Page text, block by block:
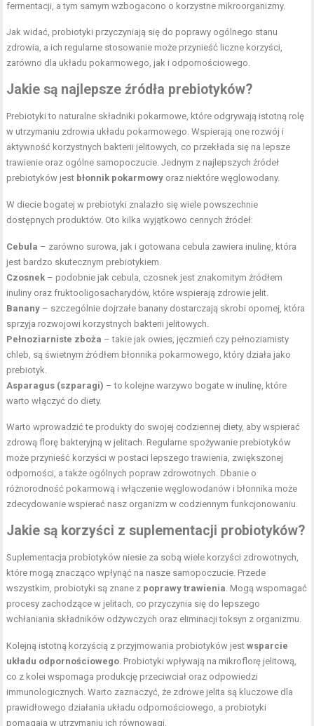
fermentacji, a tym samym wzbogacono o korzystne mikroorganizmy.
Jak widać, probiotyki przyczyniają się do poprawy ogólnego stanu
zdrowia, a ich regularne stosowanie może przynieść liczne korzyści,
zarówno dla układu pokarmowego, jak i odpornościowego.
Jakie są najlepsze źródła prebiotyków?
Prebiotyki to naturalne składniki pokarmowe, które odgrywają istotną rolę
w utrzymaniu zdrowia układu pokarmowego. Wspierają one rozwój i
aktywność korzystnych bakterii jelitowych, co przekłada się na lepsze
trawienie oraz ogólne samopoczucie. Jednym z najlepszych źródeł
prebiotyków jest błonnik pokarmowy oraz niektóre węglowodany.
W diecie bogatej w prebiotyki znalazło się wiele powszechnie
dostępnych produktów. Oto kilka wyjątkowo cennych źródeł:
Cebula – zarówno surowa, jak i gotowana cebula zawiera inulinę, która
jest bardzo skutecznym prebiotykiem.
Czosnek – podobnie jak cebula, czosnek jest znakomitym źródłem
inuliny oraz fruktooligosacharydów, które wspierają zdrowie jelit.
Banany – szczególnie dojrzałe banany dostarczają skrobi opornej, która
sprzyja rozwojowi korzystnych bakterii jelitowych.
Pełnoziarniste zboża – takie jak owies, jęczmień czy pełnoziarnisty
chleb, są świetnym źródłem błonnika pokarmowego, który działa jako
prebiotyk.
Asparagus (szparagi) – to kolejne warzywo bogate w inulinę, które
warto włączyć do diety.
Warto wprowadzić te produkty do swojej codziennej diety, aby wspierać
zdrową florę bakteryjną w jelitach. Regularne spożywanie prebiotyków
może przynieść korzyści w postaci lepszego trawienia, zwiększonej
odporności, a także ogólnych popraw zdrowotnych. Dbanie o
różnorodność pokarmową i włączenie węglowodanów i błonnika może
zdecydowanie wspierać nasz organizm w codziennym funkcjonowaniu.
Jakie są korzyści z suplementacji probiotyków?
Suplementacja probiotyków niesie za sobą wiele korzyści zdrowotnych,
które mogą znacząco wpłynąć na nasze samopoczucie. Przede
wszystkim, probiotyki są znane z poprawy trawienia. Mogą wspomagać
procesy zachodzące w jelitach, co przyczynia się do lepszego
wchłaniania składników odżywczych oraz eliminacji toksyn z organizmu.
Kolejną istotną korzyścią z przyjmowania probiotyków jestwsparcie
układu odpornościowego. Probiotyki wpływają na mikroflorę jelitową,
co z kolei wspomaga produkcję przeciwciał oraz odpowiedzi
immunologicznych. Warto zaznaczyć, że zdrowe jelita są kluczowe dla
prawidłowego działania układu odpornościowego, a probiotyki
pomagają w utrzymaniu ich równowagi.